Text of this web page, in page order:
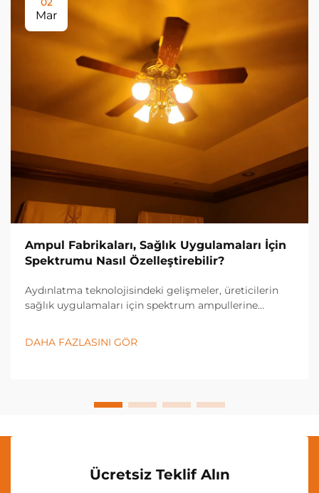
Mar
Ampul Fabrikaları, Sağlık Uygulamaları İçin
Spektrumu Nasıl Özelleştirebilir?
Aydınlatma teknolojisindeki gelişmeler, üreticilerin
sağlık uygulamaları için spektrum ampullerine
fabrikaları, sirkadiyen ritimleri desteklemek, bilişsel
performansı artırmak ve...
DAHA FAZLASINI GÖR
Ücretsiz Teklif Alın